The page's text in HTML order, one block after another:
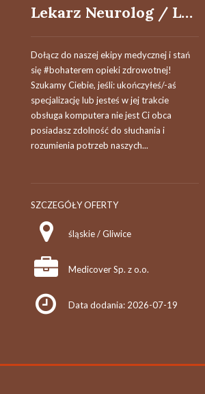
Lekarz Neurolog / Lekarka Neurolożka
Dołącz do naszej ekipy medycznej i stań
się #bohaterem opieki zdrowotnej!
Szukamy Ciebie, jeśli​: ukończyłeś/-aś
specjalizację lub jesteś w jej trakcie
obsługa komputera nie jest Ci obca
posiadasz zdolność do słuchania i
rozumienia potrzeb naszych...
SZCZEGÓŁY OFERTY
śląskie / Gliwice
Medicover Sp. z o.o.
Data dodania: 2026-07-19